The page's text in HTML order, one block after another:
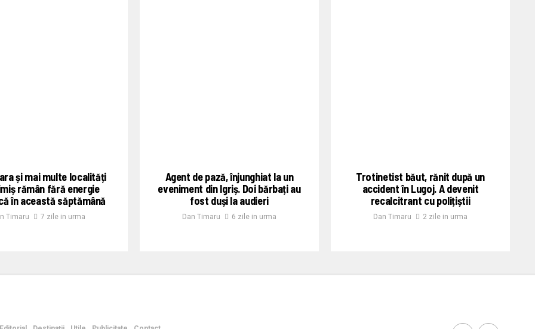
și mai multe localități
rămân fără energie
în această săptămână
Timaru 7 zile in urma
Agent de pază, înjunghiat la un
eveniment din Igriș. Doi bărbați au
fost duși la audieri
Dan Timaru 6 zile in urma
Trotinetist băut, rănit după un
accident în Lugoj. A devenit
recalcitrant cu polițiștii
Dan Timaru 2 zile in urma